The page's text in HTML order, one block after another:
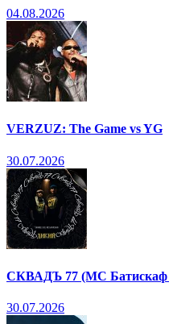
04.08.2026
VERZUZ: The Game vs YG
30.07.2026
СКВАДЪ 77 (МС Батискаф
30.07.2026